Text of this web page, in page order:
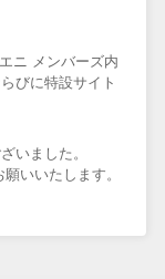
ニ メンバーズ内
びに特設サイト
いました。
いいたします。